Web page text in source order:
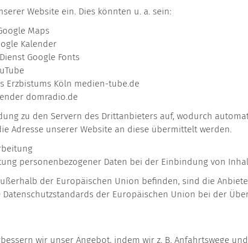
Website ein. Dies könnten u. a. sein:
Maps
Kalender
Google Fonts
Erzbistums Köln medien-tube.de
domradio.de
zu den Servern des Drittanbieters auf, wodurch
Adresse unserer Website an diese übermittelt werden.
personenbezogener Daten bei der Einbindung von
der Europäischen Union befinden, sind die
der Europäischen Union bei der
wir unser Angebot, indem wir z. B. Anfahrtswege